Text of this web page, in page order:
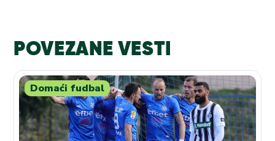
POVEZANE VESTI
Domaći fudbal